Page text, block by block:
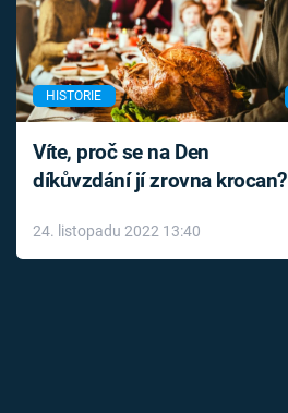
HISTORIE
Víte, proč se na Den
díkůvzdání jí zrovna krocan?
24. listopadu 2022 13:40